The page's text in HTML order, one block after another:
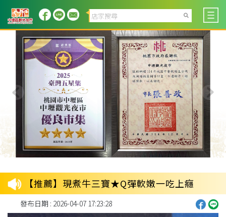
【推薦】現煮牛三寶★Q彈軟嫩一吃上癮
發布日期 : 2026-04-07 17:23:28